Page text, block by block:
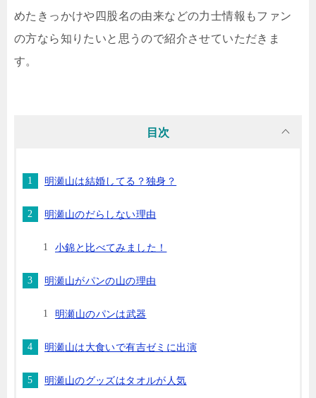
めたきっかけや四股名の由来などの力士情報もファン
の方なら知りたいと思うので紹介させていただきま
す。
目次
明瀬山は結婚してる？独身？
明瀬山のだらしない理由
小錦と比べてみました！
明瀬山がパンの山の理由
明瀬山のパンは武器
明瀬山は大食いで有吉ゼミに出演
明瀬山のグッズはタオルが人気